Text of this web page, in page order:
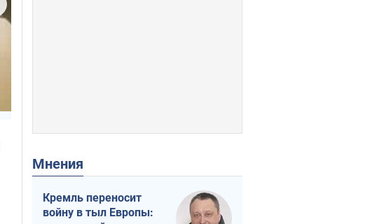
Мнения
Кремль переносит
войну в тыл Европы: